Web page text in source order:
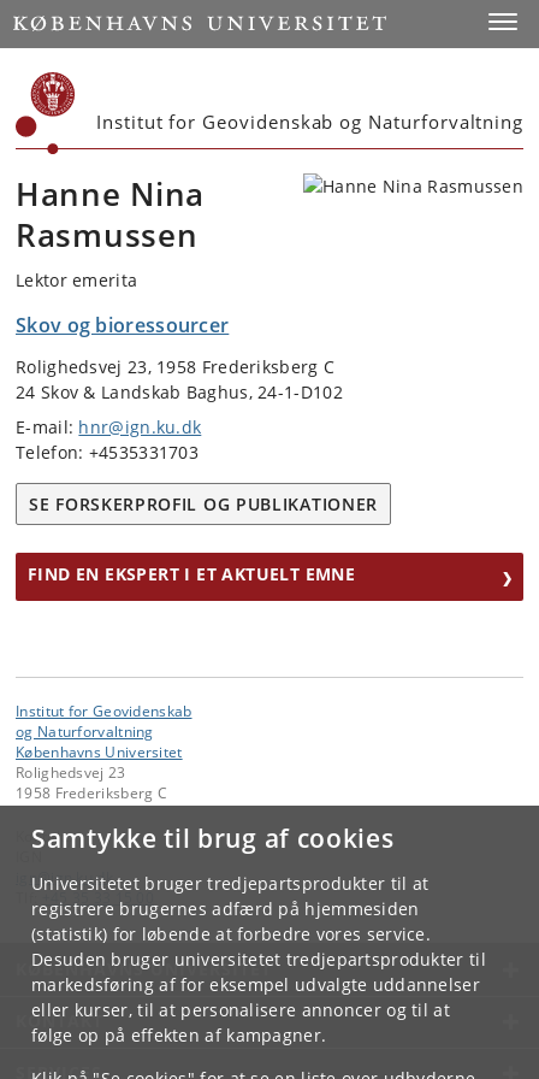
Samtykke til brug af cookies
Universitetet bruger tredjepartsprodukter til at
registrere brugernes adfærd på hjemmesiden
(statistik) for løbende at forbedre vores service.
Desuden bruger universitetet tredjepartsprodukter til
markedsføring af for eksempel udvalgte uddannelser
eller kurser, til at personalisere annoncer og til at
følge op på effekten af kampagner.
Start
Institut for Geovidenskab og Naturforvaltning
Hanne Nina
Rasmussen
Lektor emerita
Skov og bioressourcer
Rolighedsvej 23, 1958 Frederiksberg C
24 Skov & Landskab Baghus, 24-1-D102
E-mail: hnr@ign.ku.dk
Telefon: +4535331703
SE FORSKERPROFIL OG PUBLIKATIONER
FIND EN EKSPERT I ET AKTUELT EMNE
Institut for Geovidenskab
og Naturforvaltning
Københavns Universitet
Rolighedsvej 23
1958 Frederiksberg C
Kontakt:
ign @ign. ku.dk
KØBENHAVNS UNIVERSITET
KONTAKT
SERVICES